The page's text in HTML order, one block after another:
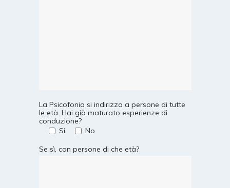
La Psicofonia si indirizza a persone di tutte
le età. Hai già maturato esperienze di
conduzione?
Si
No
Se sì, con persone di che età?